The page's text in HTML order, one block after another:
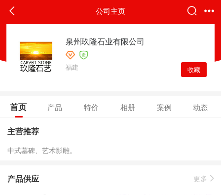
公司主页
泉州玖隆石业有限公司
福建 收藏
首页 产品 特价 相册 案例 动态
主营推荐
中式墓碑、艺术影雕。
产品供应 更多